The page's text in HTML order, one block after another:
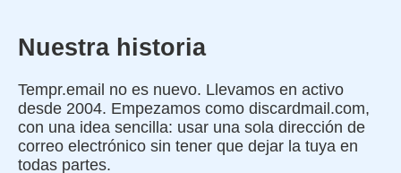
Nuestra historia
Tempr.email no es nuevo. Llevamos en activo
desde 2004. Empezamos como discardmail.com,
con una idea sencilla: usar una sola dirección de
correo electrónico sin tener que dejar la tuya en
todas partes.